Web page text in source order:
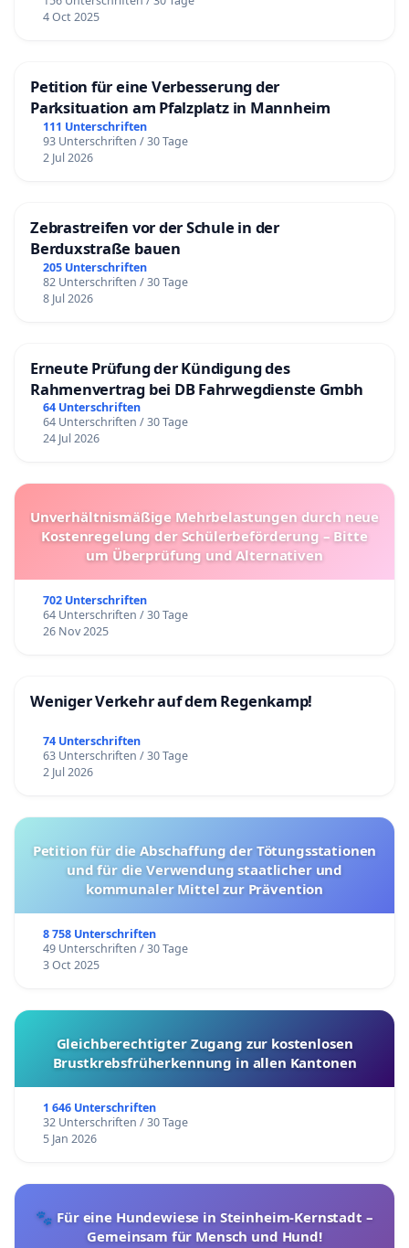
4 Oct 2025
Petition für eine Verbesserung der
Parksituation am Pfalzplatz in Mannheim
111 Unterschriften
93 Unterschriften / 30 Tage
2 Jul 2026
Zebrastreifen vor der Schule in der
Berduxstraße bauen
205 Unterschriften
82 Unterschriften / 30 Tage
8 Jul 2026
Erneute Prüfung der Kündigung des
Rahmenvertrag bei DB Fahrwegdienste Gmbh
64 Unterschriften
64 Unterschriften / 30 Tage
24 Jul 2026
Unverhältnismäßige Mehrbelastungen durch neue
Kostenregelung der Schülerbeförderung – Bitte
um Überprüfung und Alternativen
702 Unterschriften
64 Unterschriften / 30 Tage
26 Nov 2025
Weniger Verkehr auf dem Regenkamp!
74 Unterschriften
63 Unterschriften / 30 Tage
2 Jul 2026
Petition für die Abschaffung der Tötungsstationen
und für die Verwendung staatlicher und
kommunaler Mittel zur Prävention
8 758 Unterschriften
49 Unterschriften / 30 Tage
3 Oct 2025
Gleichberechtigter Zugang zur kostenlosen
Brustkrebsfrüherkennung in allen Kantonen
1 646 Unterschriften
32 Unterschriften / 30 Tage
5 Jan 2026
🐾 Für eine Hundewiese in Steinheim-Kernstadt –
Gemeinsam für Mensch und Hund!